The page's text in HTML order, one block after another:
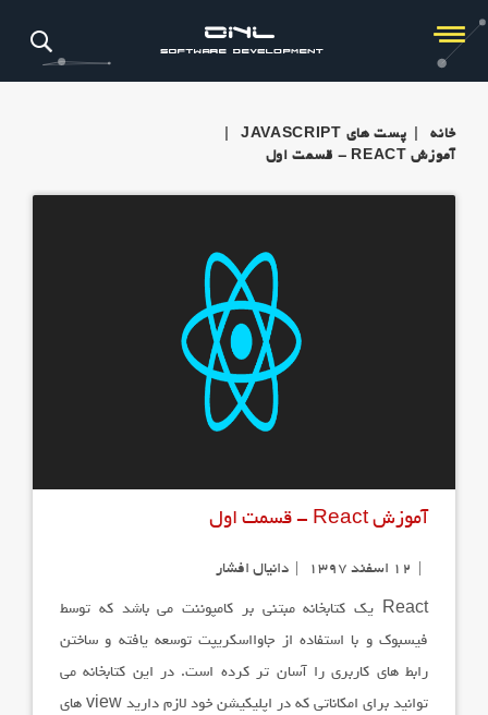
×
خانه
ویدیو
دانلود
اپلیکیشن
دانلود
اپلیکیشن
خانه پست های JAVASCRIPT
آموزش REACT - قسمت اول
آموزش React - قسمت اول
۱۲ اسفند ۱۳۹۷ دانیال افشار
React یک کتابخانه مبتنی بر کامپوننت می باشد که توسط
فیسبوک و با استفاده از جاوااسکریپت توسعه یافته و ساختن
رابط های کاربری را آسان تر کرده است. در این کتابخانه می
توانید برای امکاناتی که در اپلیکیشن خود لازم دارید view های